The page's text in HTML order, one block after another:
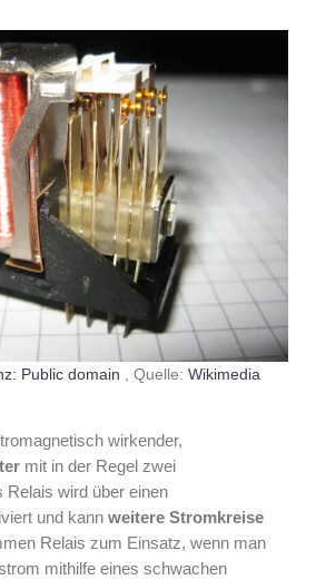
Public domain , Quelle: Wikimedia
wirkender,
mit in der Regel zwei
Relais wird über einen
und kann weitere Stromkreise
Relais zum Einsatz, wenn man
mithilfe eines schwachen